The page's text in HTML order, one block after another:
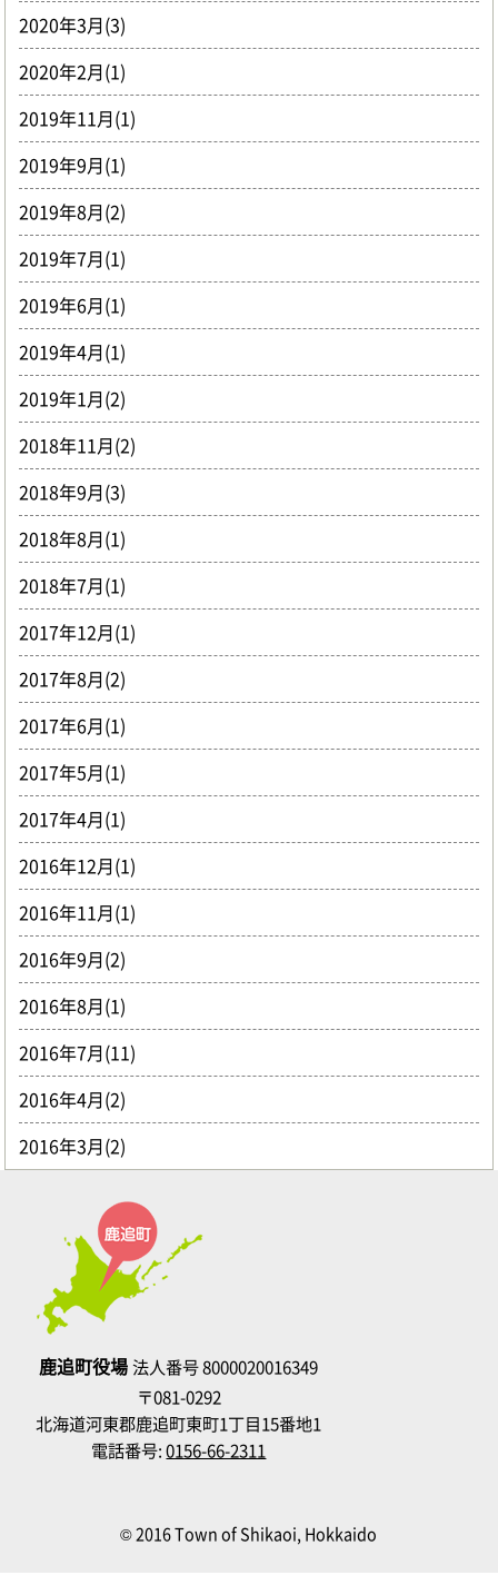
2020年3月(3)
2020年2月(1)
2019年11月(1)
2019年9月(1)
2019年8月(2)
2019年7月(1)
2019年6月(1)
2019年4月(1)
2019年1月(2)
2018年11月(2)
2018年9月(3)
2018年8月(1)
2018年7月(1)
2017年12月(1)
2017年8月(2)
2017年6月(1)
2017年5月(1)
2017年4月(1)
2016年12月(1)
2016年11月(1)
2016年9月(2)
2016年8月(1)
2016年7月(11)
2016年4月(2)
2016年3月(2)
鹿追町役場法人番号 8000020016349
〒081-0292
北海道河東郡鹿追町東町1丁目15番地1
電話番号:0156-66-2311
© 2016 Town of Shikaoi, Hokkaido